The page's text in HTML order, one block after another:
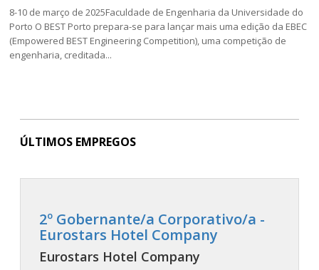
8-10 de março de 2025Faculdade de Engenharia da Universidade do
Porto O BEST Porto prepara-se para lançar mais uma edição da EBEC
(Empowered BEST Engineering Competition), uma competição de
engenharia, creditada...
ÚLTIMOS EMPREGOS
2º Gobernante/a Corporativo/a -
Eurostars Hotel Company
Eurostars Hotel Company